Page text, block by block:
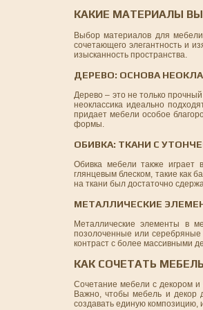
КАКИЕ МАТЕРИАЛЫ
Выбор материалов для мебели
сочетающего элегантность и
изысканность пространства.
ДЕРЕВО: ОСНОВА
Дерево – это не только
неоклассика идеально
придает мебели особое
формы.
ОБИВКА: ТКАНИ С
Обивка мебели также играет
глянцевым блеском, такие как
на ткани был достаточно
МЕТАЛЛИЧЕСКИЕ
Металлические элементы в
позолоченные или серебряные
контраст с более массивными
КАК СОЧЕТАТЬ
Сочетание мебели с декором и
Важно, чтобы мебель и декор
создавать единую композицию,